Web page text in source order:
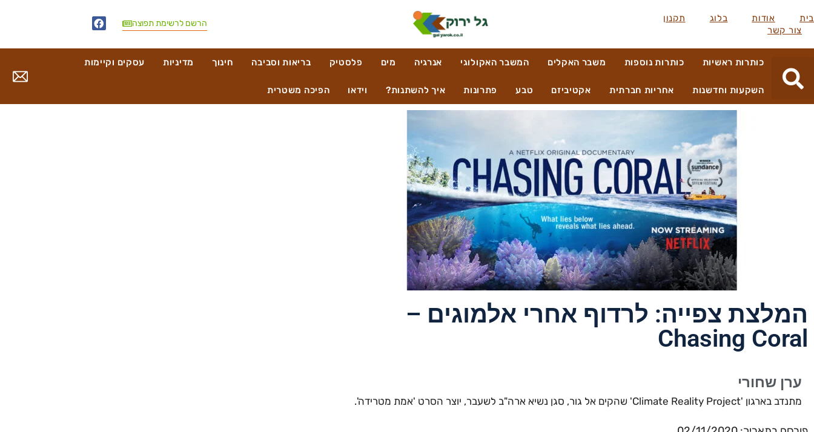
בית אודות בלוג
תקנון
צור קשר
הרשם לרשימת תפוצה
כותרות ראשיות כותרות נוספות משבר האקלים המשבר האקולוגי אנרגיה מים פלסטיק בריאות וסביבה חינוך מדיניות עסקים וקיימות
השקעות וחדשנות אחריות חברתית אקטיביזם טבע פתרונות איך להשתנות? וידאו הפיכה משטרית
המלצת צפייה: לרדוף אחרי אלמוגים –
Chasing Coral
ערן שחורי
מתנדב בארגון 'Climate Reality Project' שהקים אל גור, סגן נשיא ארה"ב לשעבר, יוצר הסרט 'אמת מטרידה'.